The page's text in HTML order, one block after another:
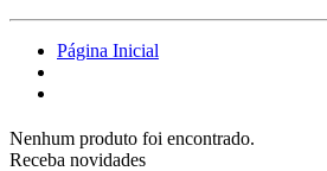
Página Inicial
Nenhum produto foi encontrado.
Receba novidades